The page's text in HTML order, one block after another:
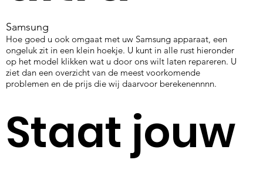
Samsung
Hoe goed u ook omgaat met uw Samsung apparaat, een
ongeluk zit in een klein hoekje. U kunt in alle rust hieronder
op het model klikken wat u door ons wilt laten repareren. U
ziet dan een overzicht van de meest voorkomende
problemen en de prijs die wij daarvoor berekenennnn.
Staat jouw